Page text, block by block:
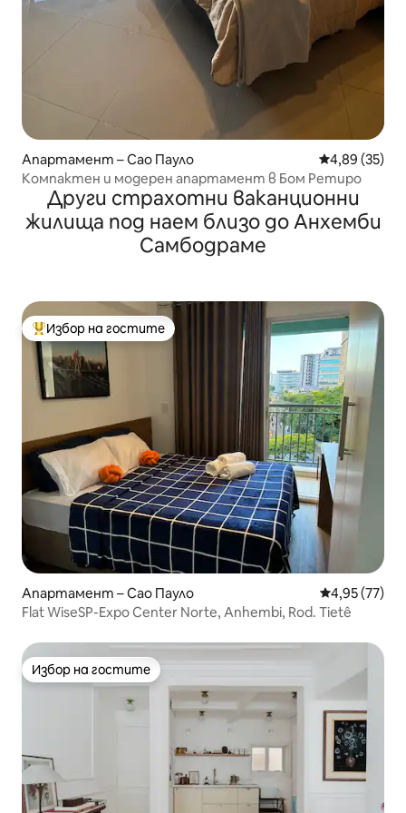
Апартамент – Сао Пауло Средна
4,89 (35)
Компактен и модерен апартамент в Бом Ретиро
Други страхотни ваканционни
жилища под наем близо до Анхемби
Самбодраме
Най-популярен избор на гостите
Избор на гостите
Апартамент – Сао Пауло Средна
4,95 (77)
Flat WiseSP-Expo Center Norte, Anhembi, Rod. Tietê
Избор на гостите
Избор на гостите